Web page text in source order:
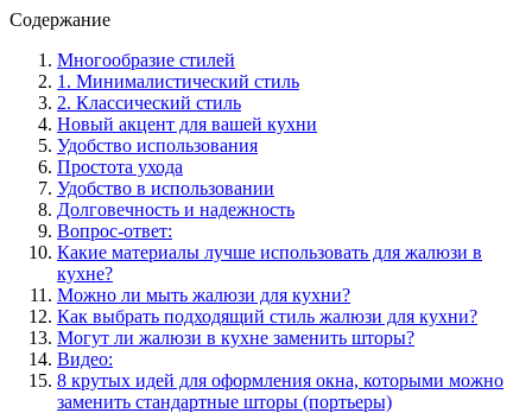
Содержание
Многообразие стилей
1. Минималистический стиль
2. Классический стиль
Новый акцент для вашей кухни
Удобство использования
Простота ухода
Удобство в использовании
Долговечность и надежность
Вопрос-ответ:
Какие материалы лучше использовать для жалюзи в
кухне?
Можно ли мыть жалюзи для кухни?
Как выбрать подходящий стиль жалюзи для кухни?
Могут ли жалюзи в кухне заменить шторы?
Видео:
8 крутых идей для оформления окна, которыми можно
заменить стандартные шторы (портьеры)